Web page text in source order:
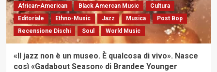
nel
capolavoro
di
Steve
Lacy
Records,
1967)
African-American Black Amercan Music
Cultura
Editoriale
Ethno-Music Jazz Musica
Post Bop
Recensione Dischi
Soul World Music
«Il jazz non è un museo. È qualcosa di vivo». Nasce
così «Gadabout Season» di Brandee Younger